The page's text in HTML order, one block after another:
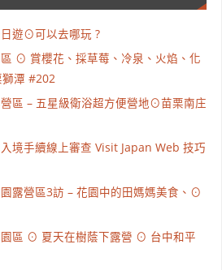
日遊⊙可以去哪玩 ?
區 ⊙ 賞櫻花、採草莓、冷泉、火焰、化
潭 #202
營區 – 五星級衛浴超方便營地⊙苗栗南庄
境手續線上審查 Visit Japan Web 技巧
園露營區3訪 – 花園中的田媽媽美食、⊙
園區 ⊙ 夏天在樹蔭下露營 ⊙ 台中和平